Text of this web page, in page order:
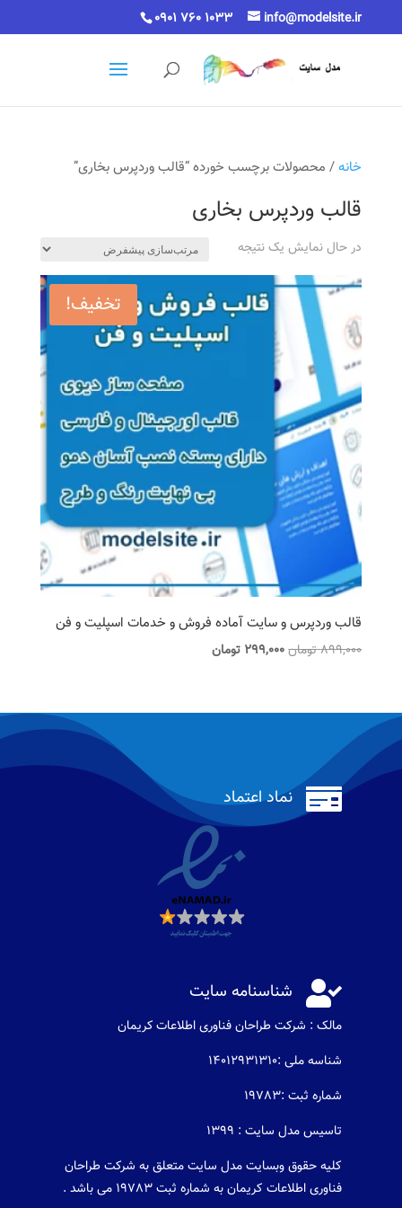
0901 760 1033 info@modelsite.ir
خانه/ محصولات برچسب خورده “قالب وردپرس بخاری”
قالب وردپرس بخاری
در حال نمایش یک نتیجه
تخفیف!
قالب وردپرس و سایت آماده فروش و خدمات اسپلیت و فن
899,000تومانقیمت
بود.
299,000 تومانقیمت
است.
 نماد اعتماد
 شناسنامه سایت
مالک : شرکت طراحان فناوری اطلاعات كريمان
شناسه ملی :14012931310
شماره ثبت :19783
تاسیس مدل سایت : 1399
کلیه حقوق وبسایت مدل سایت متعلق به شرکت طراحان
فناوری اطلاعات کریمان به شماره ثبت 19783 می باشد .